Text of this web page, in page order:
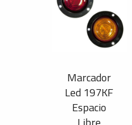
Marcador
Led 197KF
Espacio